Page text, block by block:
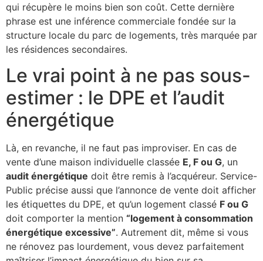
qui récupère le moins bien son coût. Cette dernière
phrase est une inférence commerciale fondée sur la
structure locale du parc de logements, très marquée par
les résidences secondaires.
Le vrai point à ne pas sous-
estimer : le DPE et l’audit
énergétique
Là, en revanche, il ne faut pas improviser. En cas de
vente d’une maison individuelle classée E, F ou G, un
audit énergétique doit être remis à l’acquéreur. Service-
Public précise aussi que l’annonce de vente doit afficher
les étiquettes du DPE, et qu’un logement classé F ou G
doit comporter la mention “logement à consommation
énergétique excessive”. Autrement dit, même si vous
ne rénovez pas lourdement, vous devez parfaitement